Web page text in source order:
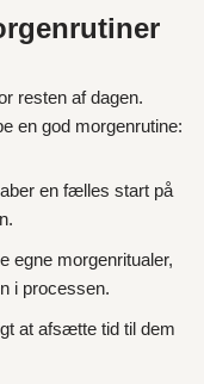
resten af dagen.
en god morgenrutine:
en fælles start på
egne morgenritualer,
i processen.
at afsætte tid til dem